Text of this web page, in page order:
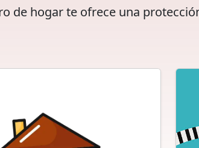
de hogar te ofrece una